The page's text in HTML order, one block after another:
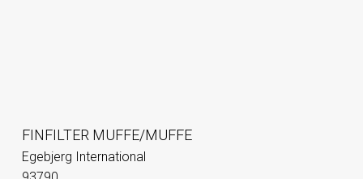
FINFILTER MUFFE/MUFFE
Egebjerg International